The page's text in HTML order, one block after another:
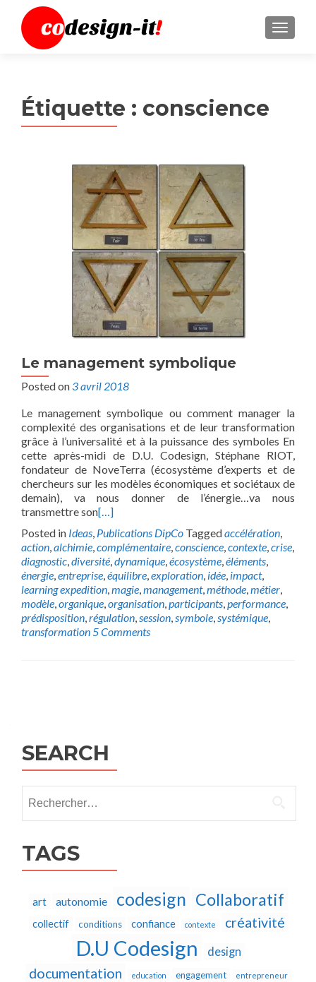
MENU
Étiquette : conscience
Le management symbolique
Posted on 3 avril 2018
Le management symbolique ou comment manager la
complexité des organisations et de leur transformation
grâce à l’universalité et à la puissance des symboles En
cette après-midi de D.U. Codesign, Stéphane RIOT,
fondateur de NoveTerra (écosystème d’experts et de
chercheurs sur les modèles économiques et sociétaux de
demain), va nous donner de l’énergie…va nous
transmettre son[…]
Posted in Ideas, Publications DipCo Taggedaccélération,
action,alchimie,complémentaire,conscience,contexte,crise,
diagnostic,diversité,dynamique,écosystème,éléments,
énergie,entreprise,équilibre,exploration, idée, impact,
learning expedition,magie,management,méthode,métier,
modèle,organique,organisation,participants,performance,
prédisposition,régulation,session,symbole,systémique,
transformation5 Comments
SEARCH
TAGS
art autonomie codesign Collaboratif
collectif conditions confiance contexte créativité
D.U Codesign design
documentation education engagement entrepreneur